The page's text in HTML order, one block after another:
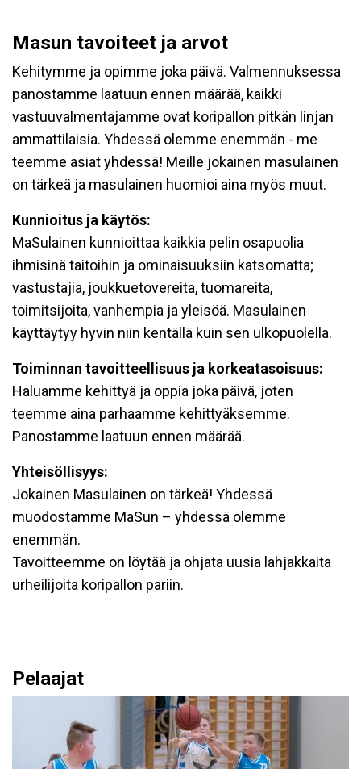
Masun tavoiteet ja arvot
Kehitymme ja opimme joka päivä. Valmennuksessa
panostamme laatuun ennen määrää, kaikki
vastuuvalmentajamme ovat koripallon pitkän linjan
ammattilaisia. Yhdessä olemme enemmän - me
teemme asiat yhdessä! Meille jokainen masulainen
on tärkeä ja masulainen huomioi aina myös muut.
Kunnioitus ja käytös:
MaSulainen kunnioittaa kaikkia pelin osapuolia
ihmisinä taitoihin ja ominaisuuksiin katsomatta;
vastustajia, joukkuetovereita, tuomareita,
toimitsijoita, vanhempia ja yleisöä. Masulainen
käyttäytyy hyvin niin kentällä kuin sen ulkopuolella.
Toiminnan tavoitteellisuus ja korkeatasoisuus:
Haluamme kehittyä ja oppia joka päivä, joten
teemme aina parhaamme kehittyäksemme.
Panostamme laatuun ennen määrää.
Yhteisöllisyys:
Jokainen Masulainen on tärkeä! Yhdessä
muodostamme MaSun – yhdessä olemme
enemmän.
Tavoitteemme on löytää ja ohjata uusia lahjakkaita
urheilijoita koripallon pariin.
Pelaajat